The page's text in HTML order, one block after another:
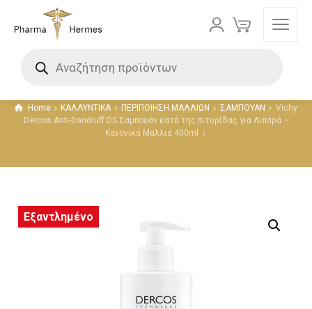
Home ΚΑΛΛΥΝΤΙΚΑ ΠΕΡΙΠΟΙΗΣΗ ΜΑΛΛΙΩΝ ΣΑΜΠΟΥΑΝ
Vichy
Dercos Anti-Dandruff DS Σαμπουάν κατά της πιτυρίδας για Λιπαρά –
Κανονικά Μαλλιά 400ml
Εξαντλημένο